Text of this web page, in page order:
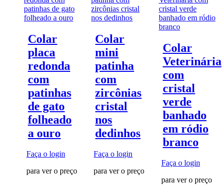
Colar
placa
redonda
com
patinhas
de gato
folheado
a ouro
Faça o login
para ver o preço
Colar
mini
patinha
com
zircônias
cristal
nos
dedinhos
Faça o login
para ver o preço
Colar
Veterinária
com
cristal
verde
banhado
em ródio
branco
Faça o login
para ver o preço